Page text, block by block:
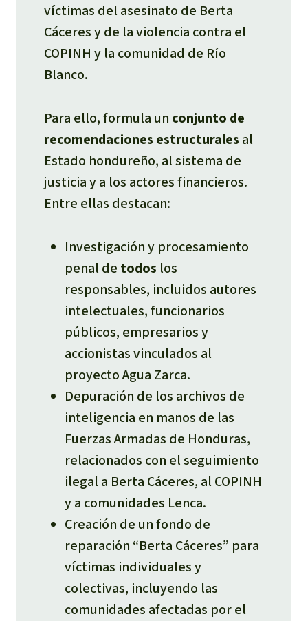
víctimas del asesinato de Berta
Cáceres y de la violencia contra el
COPINH y la comunidad de Río
Blanco.
Para ello, formula un conjunto de
recomendaciones estructurales al
Estado hondureño, al sistema de
justicia y a los actores financieros.
Entre ellas destacan:​
Investigación y procesamiento
penal de todos los
responsables, incluidos autores
intelectuales, funcionarios
públicos, empresarios y
accionistas vinculados al
proyecto Agua Zarca.​
Depuración de los archivos de
inteligencia en manos de las
Fuerzas Armadas de Honduras,
relacionados con el seguimiento
ilegal a Berta Cáceres, al COPINH
y a comunidades Lenca.​
Creación de un fondo de
reparación “Berta Cáceres” para
víctimas individuales y
colectivas, incluyendo las
comunidades afectadas por el